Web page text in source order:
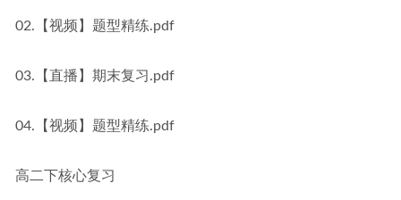
02.【视频】题型精练.pdf
03.【直播】期末复习.pdf
04.【视频】题型精练.pdf
高二下核心复习